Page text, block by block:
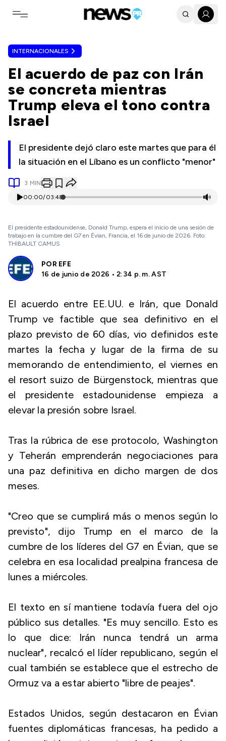
Toggle navigation menu
INTERNACIONALES
El acuerdo de paz con Irán
se concreta mientras
Trump eleva el tono contra
Israel
El presidente dejó claro este martes que para él
la situación en el Líbano es un conflicto "menor"
3 MIN
00:00/03:48
El presidente estadounidense, Donald Trump, espera el inicio de una sesión de
trabajo en la cumbre del G7 en Évian, Francia, el 16 de junio de 2026. Foto:
THIBAULT CAMUS
POR EFE
16 de junio de 2026 • 2:34 p. m. AST
El acuerdo entre EE.UU. e Irán, que Donald
Trump ve factible que sea definitivo en el
plazo previsto de 60 días, vio definidos este
martes la fecha y lugar de la firma de su
memorando de entendimiento, el viernes en
el resort suizo de Bürgenstock, mientras que
el presidente estadounidense empieza a
elevar la presión sobre Israel.
Tras la rúbrica de ese protocolo, Washington
y Teherán emprenderán negociaciones para
una paz definitiva en dicho margen de dos
meses.
"Creo que se cumplirá más o menos según lo
previsto", dijo Trump en el marco de la
cumbre de los líderes del G7 en Évian, que se
celebra en esa localidad prealpina francesa de
lunes a miércoles.
El texto en sí mantiene todavía fuera del ojo
público sus detalles. "Es muy sencillo. Esto es
lo que dice: Irán nunca tendrá un arma
nuclear", recalcó el líder republicano, según el
cual también se establece que el estrecho de
Ormuz va a estar abierto "libre de peajes".
Estados Unidos, según destacaron en Évian
fuentes diplomáticas francesas, ha pedido a